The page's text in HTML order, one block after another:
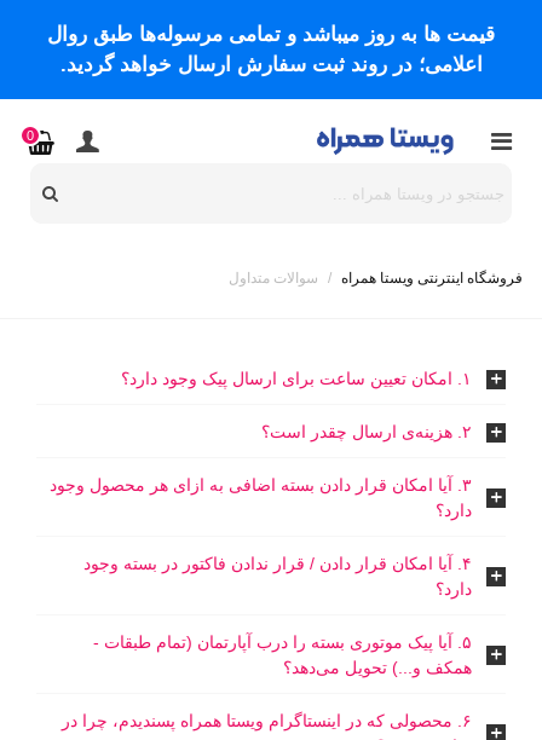
قیمت ها به روز میباشد و تمامی مرسوله‌ها طبق روال
اعلامی؛ در روند ثبت سفارش ارسال خواهد گردید.
0
فروشگاه اینترنتی ویستا همراه / سوالات متداول
۱. امکان تعیین ساعت برای ارسال پیک وجود دارد؟
۲. هزینه‌ی ارسال چقدر است؟
۳. آیا امکان قرار دادن بسته اضافی به ازای هر محصول وجود
دارد؟
۴. آیا امکان قرار دادن / قرار ندادن فاکتور در بسته وجود
دارد؟
۵. آیا پیک موتوری بسته را درب آپارتمان (تمام طبقات -
همکف و...) تحویل می‌دهد؟
۶. محصولی که در اینستاگرام ویستا همراه پسندیدم، چرا در